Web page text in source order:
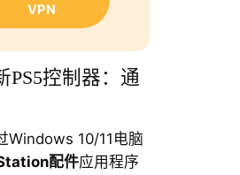
VPN
PS5控制器：通
Windows 10/11电脑
配件应用程序